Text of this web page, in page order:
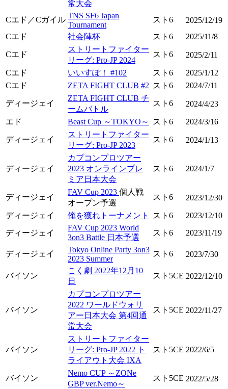
常大会
Cエド／Cガイル TNS SF6 Japan
Tournament
スト6
2025/12/19
Cエド
社会陣杯 スト6 2025/11/8
Cエド
ストリートファイター
リーグ: Pro-JP 2024
スト6 2025/2/11
Cエド いいすぽ！ #102 スト6
2025/1/12
Cエド
ZETA FIGHT CLUB #2 スト6 2024/7/11
ディージェイ
ZETA FIGHT CLUB チ
ームバトル
スト6 2024/4/23
エド Beast Cup ～TOKYO～ スト6 2024/3/16
ディージェイ
ストリートファイター
リーグ: Pro-JP 2023
スト6 2024/1/13
ディージェイ
カプコンプロツアー
2023 オンラインプレ
ミア日本大会
スト6 2024/1/7
ディージェイ
FAV Cup 2023 個人戦
オープン予選
スト6 2023/12/30
ディージェイ 俺を獲れトーナメント スト6
2023/12/10
ディージェイ
FAV Cup 2023 World
3on3 Battle 日本予選
スト6 2023/11/19
ディージェイ
Tokyo Online Party 3on3
2023 Summer
スト6 2023/7/30
バイソン
こく劇 2022年12月10
日
スト5CE 2022/12/10
バイソン
カプコンプロツアー
2022 ワールドウォリ
アー日本大会 第4回通
常大会
スト5CE 2022/11/27
バイソン
ストリートファイター
リーグ: Pro-JP 2022 ト
ライアウト大会 IXA
スト5CE 2022/6/5
バイソン
Nemo CUP ～ZONe
GBP ver.Nemo～
スト5CE 2022/5/28